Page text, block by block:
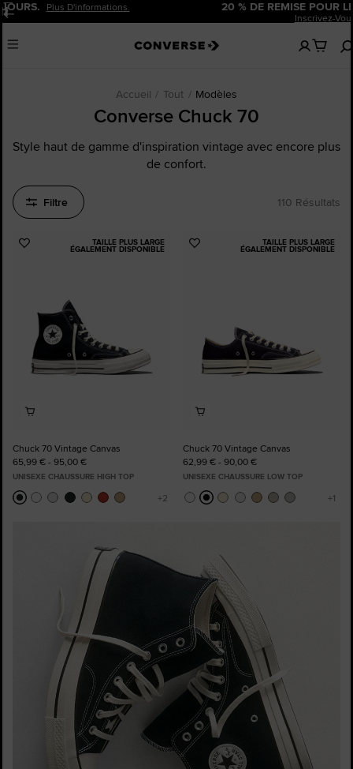
Pause 20 % DE REMISE POUR LES NOUVEAUX CLIENTS.
Menu
Aucun
articles
Accueil Tout Modèles
Converse Chuck 70
Style haut de gamme d'inspiration vintage avec encore plus
de confort.
Filtre 110 Résultats
TAILLE PLUS LARGE
ÉGALEMENT DISPONIBLE
Ajouter
Chuck 70 Vintage Canvas
65,99 € - 95,00 €
UNISEXE CHAUSSURE HIGH TOP
TAILLE PLUS LARGE
ÉGALEMENT DISPONIBLE
Ajouter
Chuck 70 Vintage Canvas
62,99 € - 90,00 €
UNISEXE CHAUSSURE LOW TOP